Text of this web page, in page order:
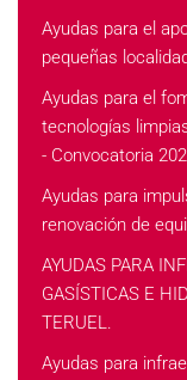
Ayudas para el
pequeñas
Ayudas para el
tecnologías
- Convocatoria
Ayudas para
renovación de
AYUDAS PARA
GASÍSTICAS E
TERUEL.
Ayudas para